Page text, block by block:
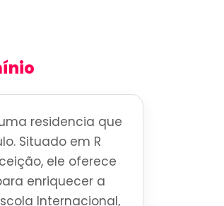
residencia que
Situado em R
ele oferece
enriquecer a
Internacional,